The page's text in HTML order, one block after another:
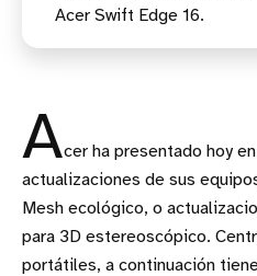
Acer Swift Edge 16.
Acer ha presentado hoy
actualizaciones de sus
Mesh ecológico, o
para 3D estereoscópico.
portátiles, a continuación